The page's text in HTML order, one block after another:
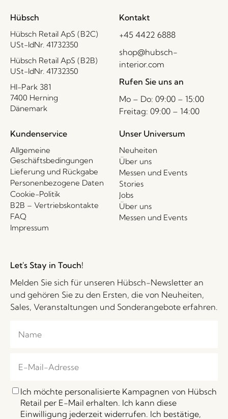
Hübsch
Hübsch Retail ApS (B2C)
USt-IdNr. 41732350
Hübsch Retail ApS (B2B)
USt-IdNr. 41732350
HI-Park 381
7400 Herning
Dänemark
Kontakt
+45 4422 6888
shop@hubsch-
interior.com
Rufen Sie uns an
Mo – Do: 09:00 – 15:00
Freitag: 09:00 – 14:00
Kundenservice
Allgemeine
Geschäftsbedingungen
Lieferung und Rückgabe
Personenbezogene Daten
Cookie-Politik
B2B – Vertriebskontakte
FAQ
Impressum
Unser Universum
Neuheiten
Über uns
Messen und Events
Stories
Jobs
Über uns
Messen und Events
Let's Stay in Touch!
Melden Sie sich für unseren Hübsch-Newsletter an
und gehören Sie zu den Ersten, die von Neuheiten,
Sales, Veranstaltungen und Sonderangebote erfahren.
Ich möchte personalisierte Kampagnen von Hübsch
Retail per E-Mail erhalten. Ich kann diese
Einwilligung jederzeit widerrufen. Ich bestätige,